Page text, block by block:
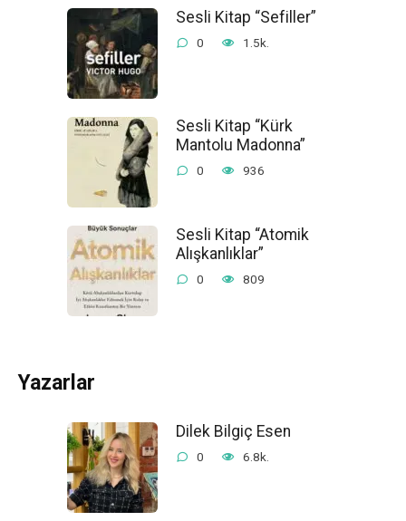
Sesli Kitap “Sefiller”
0 1.5k.
Sesli Kitap “Kürk
Mantolu Madonna”
0 936
Sesli Kitap “Atomik
Alışkanlıklar”
0 809
Yazarlar
Dilek Bilgiç Esen
0 6.8k.